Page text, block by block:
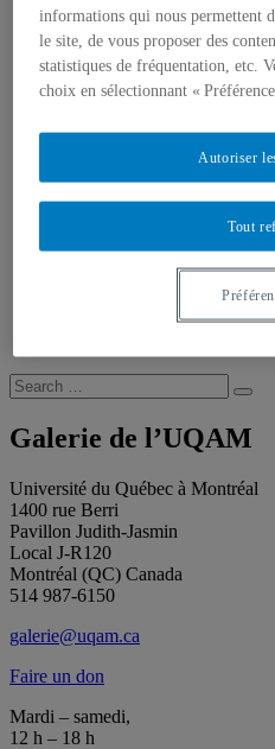
Toutes les publications
À propos des
À propos des Éditions
Actualités
Accessibilité
Proposition de projet
Partenaires
Plan des salles
Search
for:
Galerie de l’UQAM
Université du Québec à Montréal
1400 rue Berri
Pavillon Judith-Jasmin
Local J-R120
Montréal (QC) Canada
514 987-6150
galerie@uqam.ca
Faire un don
Mardi – samedi,
12 h – 18 h
informations qui nous permettent
le site, de vous proposer des
statistiques de fréquentation, etc.
choix en sélectionnant «
Tout
Autoriser